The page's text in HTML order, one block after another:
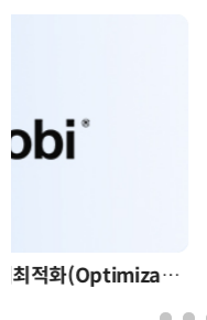
AI 핀옵스 실전 세미나